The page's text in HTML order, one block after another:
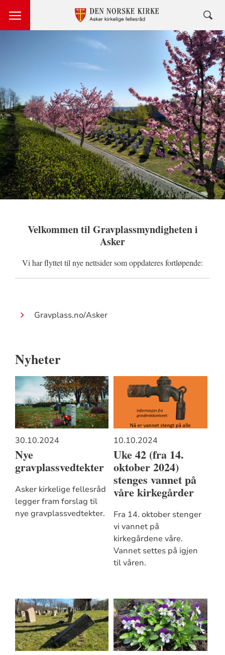
Velkommen til Gravplassmyndigheten i
Asker
Vi har flyttet til nye nettsider som oppdateres fortløpende:
Lenke:
Gravplass.no/Asker
Nyheter
30.10.2024
Nye
gravplassvedtekter
Asker kirkelige fellesråd
legger fram forslag til
nye gravplassvedtekter.
10.10.2024
Uke 42 (fra 14.
oktober 2024)
stenges vannet på
våre kirkegårder
Fra 14. oktober stenger
vi vannet på
kirkegårdene våre.
Vannet settes på igjen
til våren.